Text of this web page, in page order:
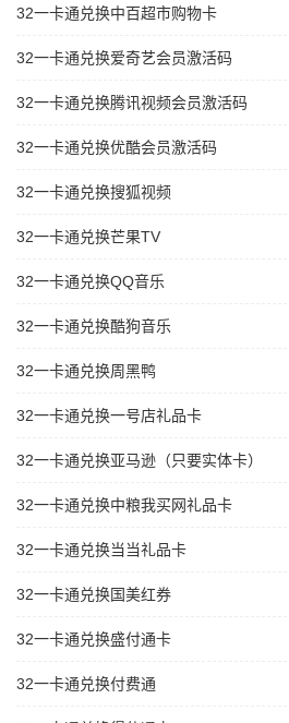
32一卡通兑换中百超市购物卡
32一卡通兑换爱奇艺会员激活码
32一卡通兑换腾讯视频会员激活码
32一卡通兑换优酷会员激活码
32一卡通兑换搜狐视频
32一卡通兑换芒果TV
32一卡通兑换QQ音乐
32一卡通兑换酷狗音乐
32一卡通兑换周黑鸭
32一卡通兑换一号店礼品卡
32一卡通兑换亚马逊（只要实体卡）
32一卡通兑换中粮我买网礼品卡
32一卡通兑换当当礼品卡
32一卡通兑换国美红券
32一卡通兑换盛付通卡
32一卡通兑换付费通